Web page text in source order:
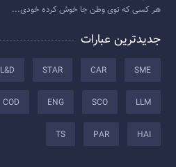
هر کسی که توی وطن جا خوش کرده خودی...
جدیدترین عبارات
SME
CAR
STAR
L&D
LLM
SCO
ENG
COD
HAI
PAR
TS